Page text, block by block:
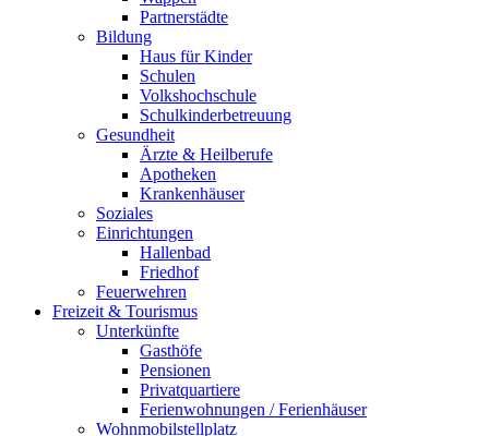
Partnerstädte
Bildung
Haus für Kinder
Schulen
Volkshochschule
Schulkinderbetreuung
Gesundheit
Ärzte & Heilberufe
Apotheken
Krankenhäuser
Soziales
Einrichtungen
Hallenbad
Friedhof
Feuerwehren
Freizeit & Tourismus
Unterkünfte
Gasthöfe
Pensionen
Privatquartiere
Ferienwohnungen / Ferienhäuser
Wohnmobilstellplatz